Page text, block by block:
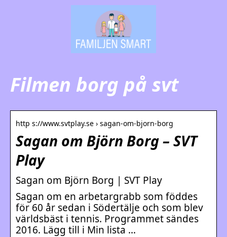
Filmen borg på svt
http s://www.svtplay.se › sagan-om-bjorn-borg
Sagan om Björn Borg – SVT
Play
Sagan om Björn Borg | SVT Play
Sagan om en arbetargrabb som föddes
för 60 år sedan i Södertälje och som blev
världsbäst i tennis. Programmet sändes
2016. Lägg till i Min lista …